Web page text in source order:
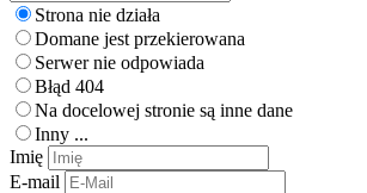
Strona nie działa
Domane jest przekierowana
Serwer nie odpowiada
Błąd 404
Na docelowej stronie są inne dane
Inny ...
Imię
E-mail